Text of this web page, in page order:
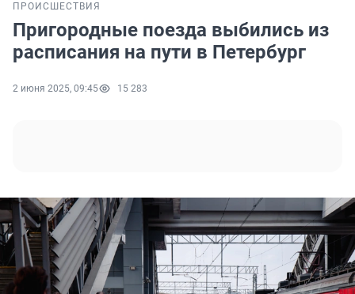
ПРОИСШЕСТВИЯ
Пригородные поезда выбились из
расписания на пути в Петербург
2 июня 2025, 09:45 15 283